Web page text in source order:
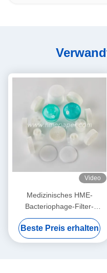
Video
Medizinisches HME-
Bacteriophage-Filter-
Membran-Weiß
Beste Preis erhalten